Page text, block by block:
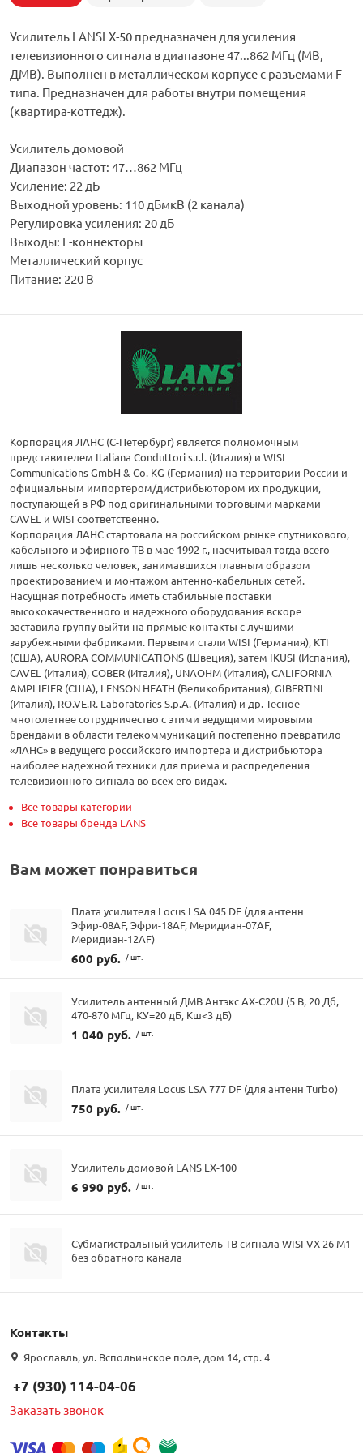
Усилитель LANSLX-50 предназначен для усиления
телевизионного сигнала в диапазоне 47...862 МГц (МВ,
ДМВ). Выполнен в металлическом корпусе с разъемами F-
типа. Предназначен для работы внутри помещения
(квартира-коттедж).
Усилитель домовой
Диапазон частот: 47…862 МГц
Усиление: 22 дБ
Выходной уровень: 110 дБмкВ (2 канала)
Регулировка усиления: 20 дБ
Выходы: F-коннекторы
Металлический корпус
Питание: 220 В
Корпорация ЛАНС (С-Петербург) является полномочным
представителем Italiana Conduttori s.r.l. (Италия) и WISI
Communications GmbH & Co. KG (Германия) на территории России и
официальным импортером/дистрибьютором их продукции,
поступающей в РФ под оригинальными торговыми марками
CAVEL и WISI соответственно.
Корпорация ЛАНС стартовала на российском рынке спутникового,
кабельного и эфирного ТВ в мае 1992 г., насчитывая тогда всего
лишь несколько человек, занимавшихся главным образом
проектированием и монтажом антенно-кабельных сетей.
Насущная потребность иметь стабильные поставки
высококачественного и надежного оборудования вскоре
заставила группу выйти на прямые контакты с лучшими
зарубежными фабриками. Первыми стали WISI (Германия), KTI
(США), AURORA COMMUNICATIONS (Швеция), затем IKUSI (Испания),
CAVEL (Италия), COBER (Италия), UNAOHM (Италия), CALIFORNIA
AMPLIFIER (США), LENSON HEATH (Великобритания), GIBERTINI
(Италия), RO.VE.R. Laboratories S.p.A. (Италия) и др. Тесное
многолетнее сотрудничество с этими ведущими мировыми
брендами в области телекоммуникаций постепенно превратило
«ЛАНС» в ведущего российского импортера и дистрибьютора
наиболее надежной техники для приема и распределения
телевизионного сигнала во всех его видах.
Все товары категории
Все товары бренда LANS
Вам может понравиться
Плата усилителя Locus LSA 045 DF (для антенн
Эфир-08AF, Эфри-18AF, Меридиан-07AF,
Меридиан-12AF)
600 руб. / шт.
Усилитель антенный ДМВ Антэкс AX-C20U (5 В, 20 Дб,
470-870 МГц, КУ=20 дБ, Кш<3 дБ)
1 040 руб. / шт.
Плата усилителя Locus LSA 777 DF (для антенн Turbo)
750 руб. / шт.
Усилитель домовой LANS LX-100
6 990 руб. / шт.
Субмагистральный усилитель ТВ сигнала WISI VX 26 M1
без обратного канала
Контакты
Ярославль, ул. Вспольинское поле, дом 14, стр. 4
+7 (930) 114-04-06
Заказать звонок